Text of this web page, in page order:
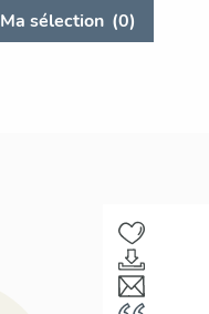
Ma sélection (0)